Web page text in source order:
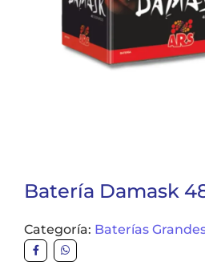
Batería Damask
Categoría: Baterías